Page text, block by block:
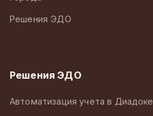
Решения ЭДО
Решения ЭДО
Автоматизация учета в Диадоке